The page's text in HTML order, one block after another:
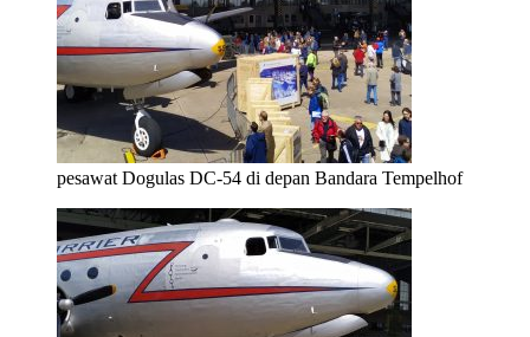
pesawat Dogulas DC-54 di depan Bandara Tempelhof